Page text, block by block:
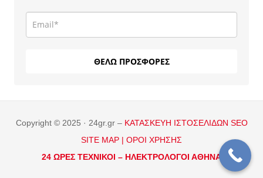
ΘΕΛΩ ΠΡΟΣΦΟΡΕΣ
Copyright © 2025 · 24gr.gr – ΚΑΤΑΣΚΕΥΗ ΙΣΤΟΣΕΛΙΔΩΝ SEO
SITE MAP | ΟΡΟΙ ΧΡΗΣΗΣ
24 ΩΡΕΣ ΤΕΧΝΙΚΟΙ – ΗΛΕΚΤΡΟΛΟΓΟΙ ΑΘΗΝΑ